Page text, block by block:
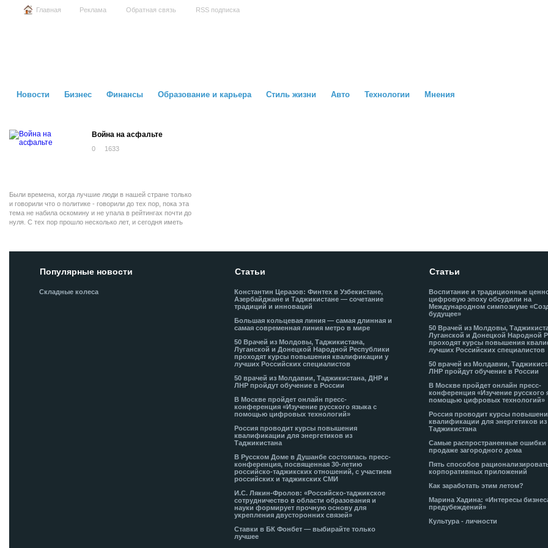
Главная Реклама Обратная связь RSS подписка
Новости Бизнес Финансы Образование и карьера Стиль жизни Авто Технологии Мнения
Война на асфальте
0 1633
Были времена, когда лучшие люди в нашей стране только
и говорили что о политике - говорили до тех пор, пока эта
тема не набила оскомину и не упала в рейтингах почти до
нуля. С тех пор прошло несколько лет, и сегодня иметь
Популярные новости
Складные колеса
Статьи
Константин Церазов: Финтех в Узбекистане,
Азербайджане и Таджикистане — сочетание
традиций и инноваций
Большая кольцевая линия — самая длинная и
самая современная линия метро в мире
50 Врачей из Молдовы, Таджикистана,
Луганской и Донецкой Народной Республики
проходят курсы повышения квалификации у
лучших Российских специалистов
50 врачей из Молдавии, Таджикистана, ДНР и
ЛНР пройдут обучение в России
В Москве пройдет онлайн пресс-
конференция «Изучение русского языка с
помощью цифровых технологий»
Россия проводит курсы повышения
квалификации для энергетиков из
Таджикистана
В Русском Доме в Душанбе состоялась пресс-
конференция, посвященная 30-летию
российско-таджикских отношений, с участием
российских и таджикских СМИ
И.С. Лякин-Фролов: «Российско-таджикское
сотрудничество в области образования и
науки формирует прочную основу для
укрепления двусторонних связей»
Ставки в БК Фонбет — выбирайте только
лучшее
Статьи
Воспитание и традиционные
цифровую эпоху обсудили на
Международном симпозиуме
будущее»
50 Врачей из Молдовы,
Луганской и Донецкой Народной
проходят курсы повышения
лучших Российских специалистов
50 врачей из Молдавии,
ЛНР пройдут обучение в России
В Москве пройдет онлайн пресс-
конференция «Изучение русского
помощью цифровых технологий»
Россия проводит курсы
квалификации для энергетиков из
Таджикистана
Самые распространенные ошибки
продаже загородного дома
Пять способов
корпоративных приложений
Как заработать этим летом?
Марина Хадина: «Интересы
предубеждений»
Культура - личности